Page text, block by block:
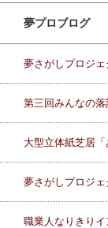
夢プロブログ
夢さがしプロジ
第三回みんなの落
大型立体紙芝居
夢さがしプロジ
職業人なりきりイ